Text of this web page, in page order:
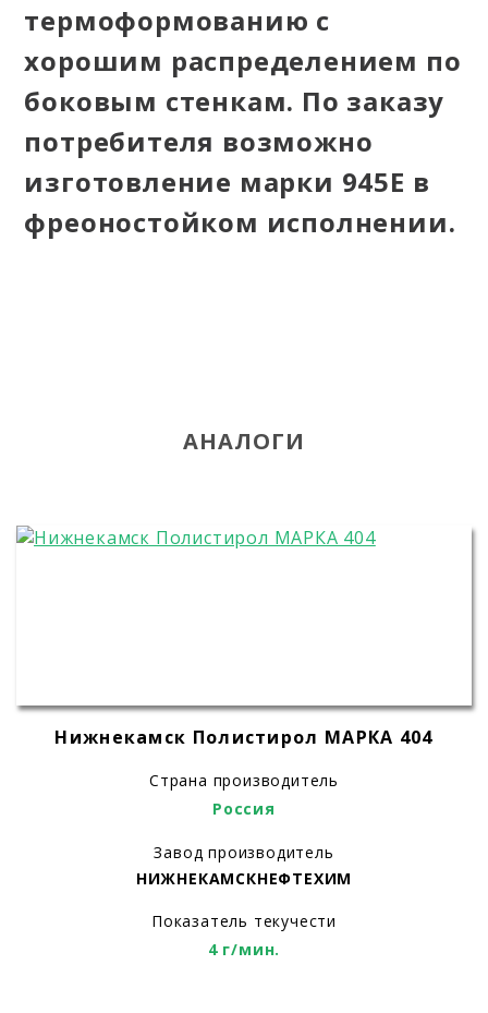
термоформованию с
хорошим распределением по
боковым стенкам. По заказу
потребителя возможно
изготовление марки 945Е в
фреоностойком исполнении.
АНАЛОГИ
Нижнекамск Полистирол МАРКА 404
Страна производитель
Россия
Завод производитель
НИЖНЕКАМСКНЕФТЕХИМ
Показатель текучести
4 г/мин.